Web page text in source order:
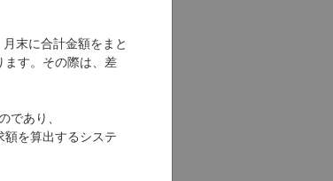
末に合計金額をまと
す。その際は、差
あり、
を算出するシステ